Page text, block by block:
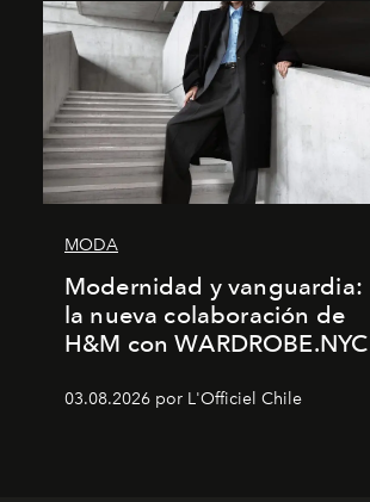
MODA
Modernidad y vanguardia:
la nueva colaboración de
H&M con WARDROBE.NYC
03.08.2026 por L'Officiel Chile